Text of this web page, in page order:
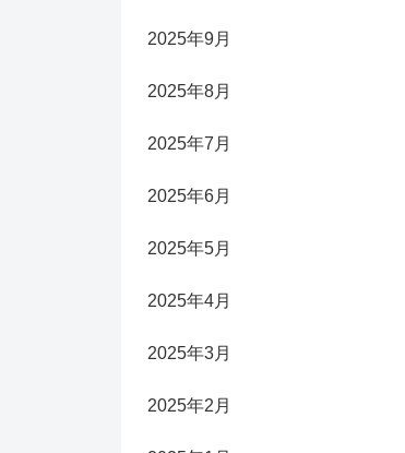
2025年9月
2025年8月
2025年7月
2025年6月
2025年5月
2025年4月
2025年3月
2025年2月